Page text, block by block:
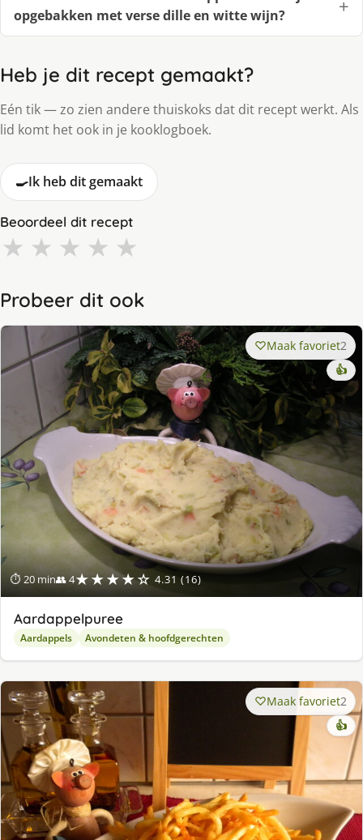
opgebakken met verse dille en witte wijn?
Heb je dit recept gemaakt?
Eén tik — zo zien andere thuiskoks dat dit recept werkt. Als
lid komt het ook in je kooklogboek.
🍳Ik heb dit gemaakt
Beoordeel dit recept
★ ★ ★ ★ ★
Probeer dit ook
⏱ 20 min👥 4★★★★☆ 4.31 (16)
Maak favoriet2
👍
Aardappelpuree
Aardappels Avondeten & hoofdgerechten
Maak favoriet2
👍